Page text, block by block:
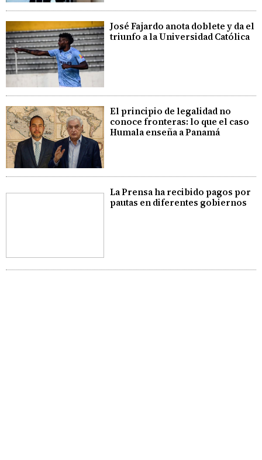
José Fajardo anota doblete y da el
triunfo a la Universidad Católica
El principio de legalidad no
conoce fronteras: lo que el caso
Humala enseña a Panamá
La Prensa ha recibido pagos por
pautas en diferentes gobiernos